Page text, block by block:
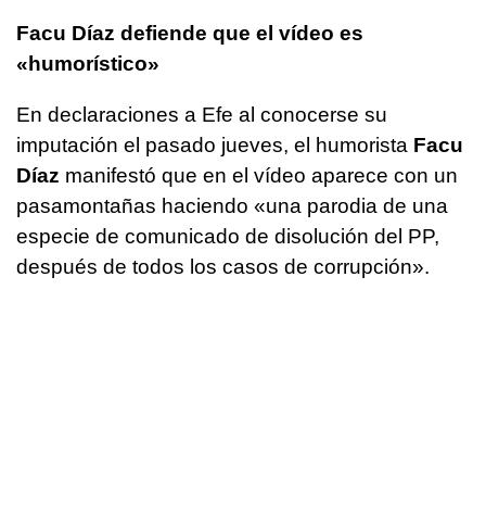
Facu Díaz defiende que el vídeo es
«humorístico»
En declaraciones a Efe al conocerse su
imputación el pasado jueves, el humorista Facu
Díaz manifestó que en el vídeo aparece con un
pasamontañas haciendo «una parodia de una
especie de comunicado de disolución del PP,
después de todos los casos de corrupción».